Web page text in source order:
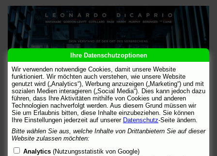
Ihre Datenschutzoptionen
Wir verwenden notwendige Cookies, damit unsere Website
funktioniert. Wir möchten auch verstehen, wie unsere Website
genutzt wird („Analytics“), Werbung anzuzeigen („Marketing“) und mit
sozialen Medien interagieren („Social Media“). Dies kann jedoch dazu
führen, dass Ihre Aktivitäten mithilfe von Cookies und anderen
Technologien nachverfolgt werden. Aus diesem Grund müssen wir
Sie um Erlaubnis bitten, diese Inhalte einzubeziehen. Sie können
Ihre Einstellungen jederzeit auf unserer Datenschutz-Seite ändern.
Bitte wählen Sie aus, welche Inhalte von Drittanbietern Sie auf dieser
Website zulassen möchten:
Analytics (Nutzungsstatistik von Google)